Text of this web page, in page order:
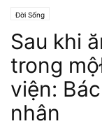
Đời Sống
Sau khi
trong
viện:
nhân